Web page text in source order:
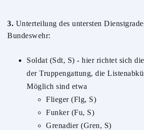
3. Unterteilung des untersten
Bundeswehr:
Soldat (Sdt, S) - hier richtet sich
der Truppengattung, die
Möglich sind etwa
Flieger (Flg, S)
Funker (Fu, S)
Grenadier (Gren, S)